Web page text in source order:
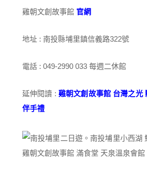
雞朝文創故事館 官網
地址 : 南投縣埔里鎮信義路322號
電話 : 049-2990 033 每週二休館
延伸閱讀 : 雞朝文創故事館 台灣之光
伴手禮